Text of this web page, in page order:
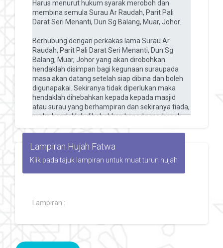
Lampiran Hujah Fatwa
Klik pada tajuk lampiran untuk muat turun hujah
Lampiran :